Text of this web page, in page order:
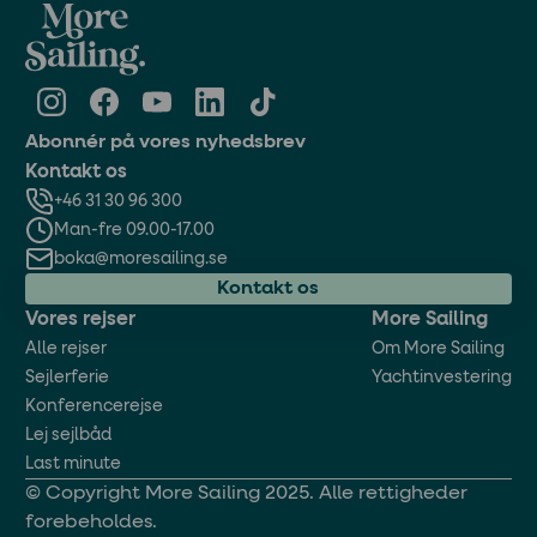
Abonnér på vores nyhedsbrev
Vores rejser
Alle rejser
Sejlerferie
Konferencerejse
Lej sejlbåd
Last minute
More Sailing
Om More Sailing
Yachtinvestering
Kontakt os
+46 31 30 96 300
Man-fre 09.00-17.00
boka@moresailing.se
Kontakt os
© Copyright More Sailing 2025. Alle rettigheder
forebeholdes.